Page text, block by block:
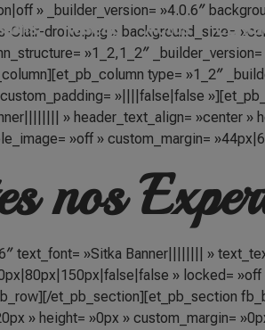
Réseau Actus
» _builder_version= »4.0.6″
droite.png » background_size=
»1_2,1_2″
type= »1_2″
»||||false|false
» header_text_align= »center »
»off » custom_margin=
nos
text_font= »Sitka Banner|||||||| »
» locked=
et_pb_section][et_pb_section
» height= »0px » custom_margin=